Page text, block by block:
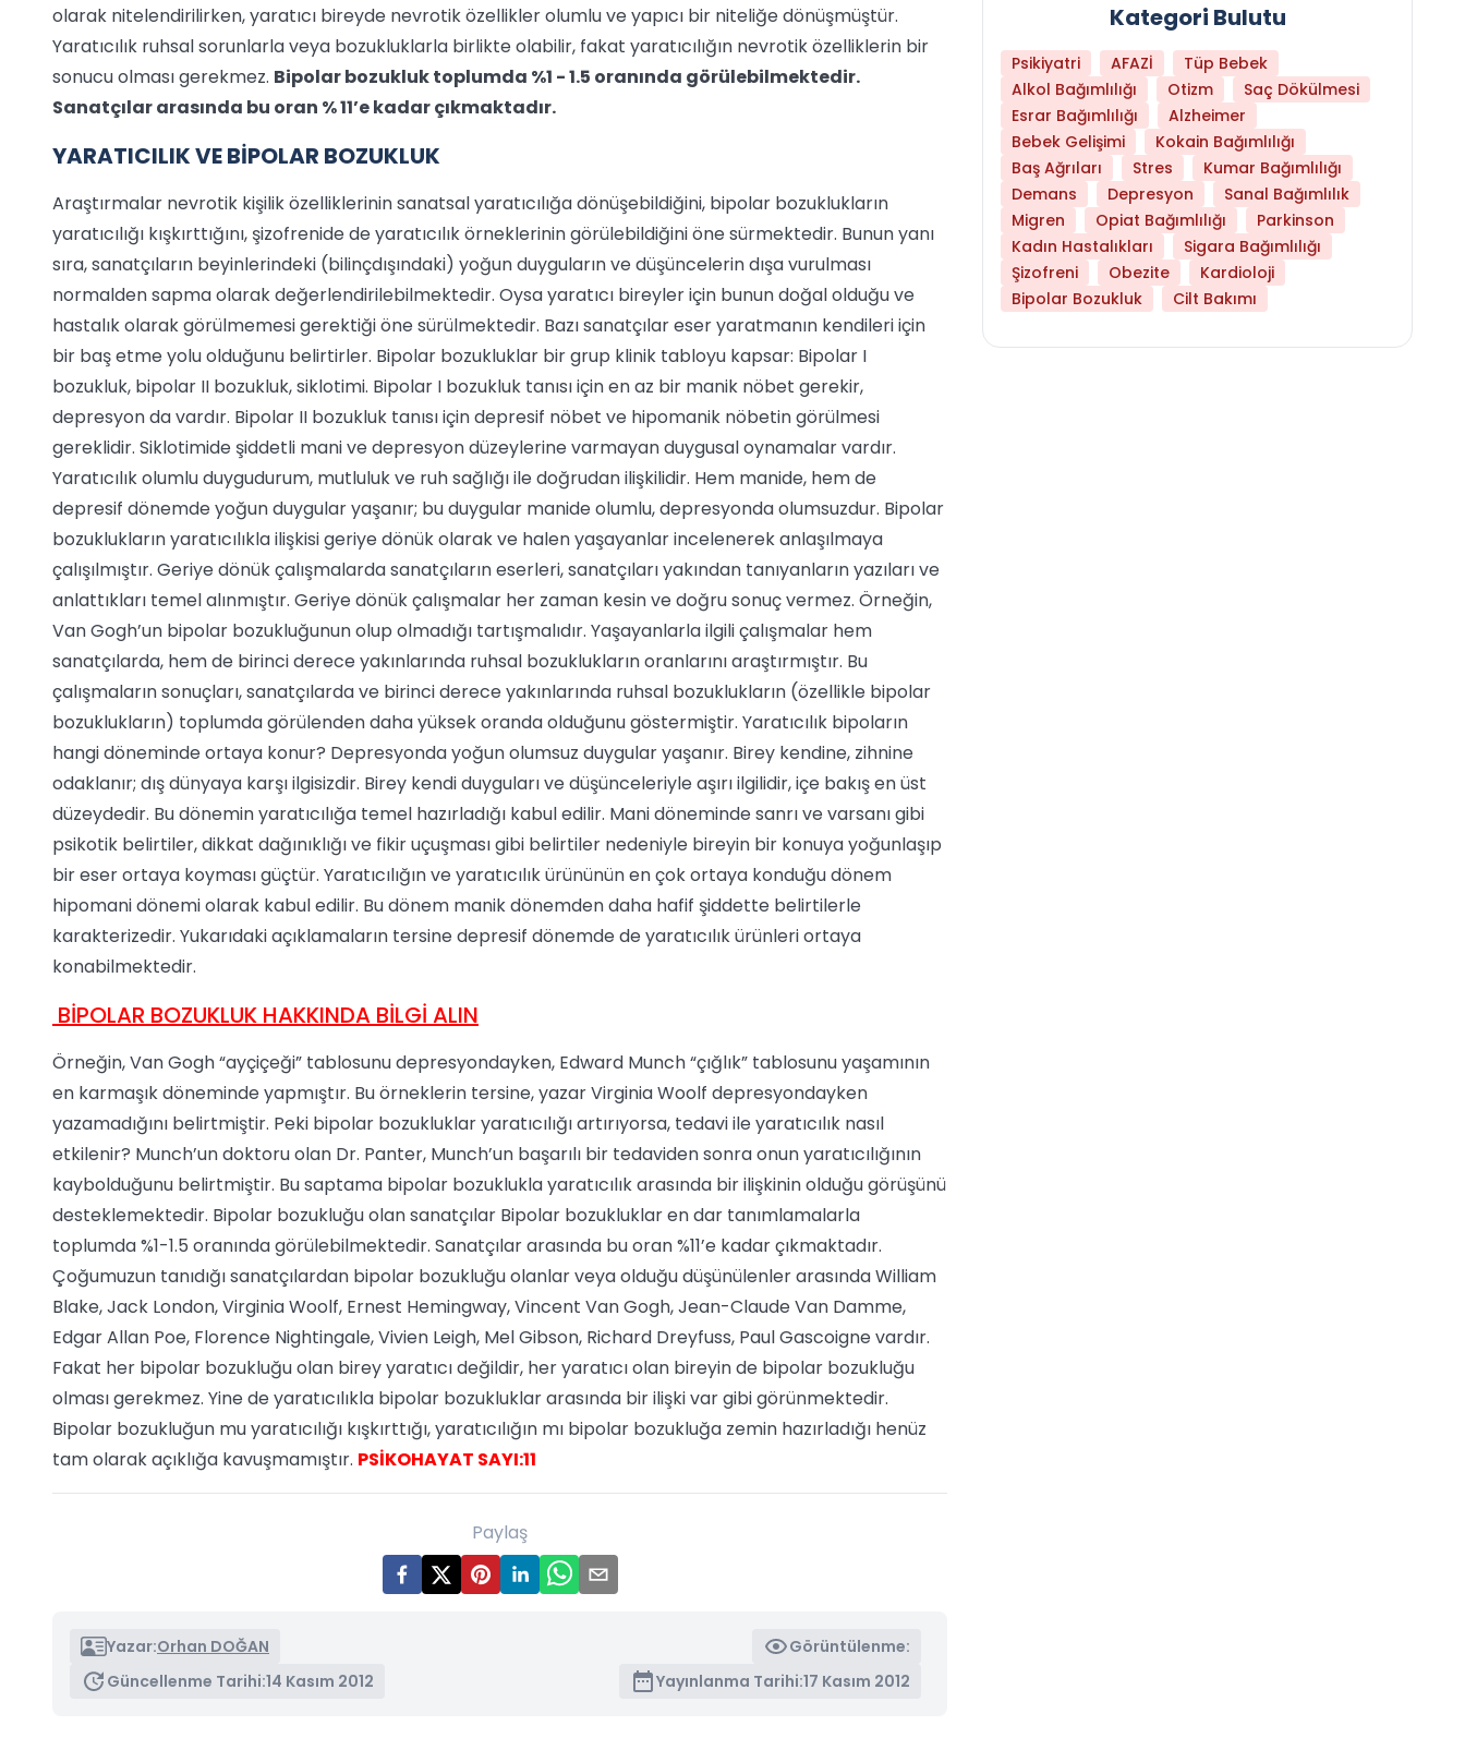
olarak nitelendirilirken, yaratıcı bireyde nevrotik özellikler olumlu ve yapıcı bir niteliğe dönüşmüştür.
Yaratıcılık ruhsal sorunlarla veya bozukluklarla birlikte olabilir, fakat yaratıcılığın nevrotik özelliklerin bir
sonucu olması gerekmez. Bipolar bozukluk toplumda %1 - 1.5 oranında görülebilmektedir.
Sanatçılar arasında bu oran % 11’e kadar çıkmaktadır.
YARATICILIK VE BİPOLAR BOZUKLUK
Araştırmalar nevrotik kişilik özelliklerinin sanatsal yaratıcılığa dönüşebildiğini, bipolar bozuklukların
yaratıcılığı kışkırttığını, şizofrenide de yaratıcılık örneklerinin görülebildiğini öne sürmektedir. Bunun yanı
sıra, sanatçıların beyinlerindeki (bilinçdışındaki) yoğun duyguların ve düşüncelerin dışa vurulması
normalden sapma olarak değerlendirilebilmektedir. Oysa yaratıcı bireyler için bunun doğal olduğu ve
hastalık olarak görülmemesi gerektiği öne sürülmektedir. Bazı sanatçılar eser yaratmanın kendileri için
bir baş etme yolu olduğunu belirtirler. Bipolar bozukluklar bir grup klinik tabloyu kapsar: Bipolar I
bozukluk, bipolar II bozukluk, siklotimi. Bipolar I bozukluk tanısı için en az bir manik nöbet gerekir,
depresyon da vardır. Bipolar II bozukluk tanısı için depresif nöbet ve hipomanik nöbetin görülmesi
gereklidir. Siklotimide şiddetli mani ve depresyon düzeylerine varmayan duygusal oynamalar vardır.
Yaratıcılık olumlu duygudurum, mutluluk ve ruh sağlığı ile doğrudan ilişkilidir. Hem manide, hem de
depresif dönemde yoğun duygular yaşanır; bu duygular manide olumlu, depresyonda olumsuzdur. Bipolar
bozuklukların yaratıcılıkla ilişkisi geriye dönük olarak ve halen yaşayanlar incelenerek anlaşılmaya
çalışılmıştır. Geriye dönük çalışmalarda sanatçıların eserleri, sanatçıları yakından tanıyanların yazıları ve
anlattıkları temel alınmıştır. Geriye dönük çalışmalar her zaman kesin ve doğru sonuç vermez. Örneğin,
Van Gogh’un bipolar bozukluğunun olup olmadığı tartışmalıdır. Yaşayanlarla ilgili çalışmalar hem
sanatçılarda, hem de birinci derece yakınlarında ruhsal bozuklukların oranlarını araştırmıştır. Bu
çalışmaların sonuçları, sanatçılarda ve birinci derece yakınlarında ruhsal bozuklukların (özellikle bipolar
bozuklukların) toplumda görülenden daha yüksek oranda olduğunu göstermiştir. Yaratıcılık bipoların
hangi döneminde ortaya konur? Depresyonda yoğun olumsuz duygular yaşanır. Birey kendine, zihnine
odaklanır; dış dünyaya karşı ilgisizdir. Birey kendi duyguları ve düşünceleriyle aşırı ilgilidir, içe bakış en üst
düzeydedir. Bu dönemin yaratıcılığa temel hazırladığı kabul edilir. Mani döneminde sanrı ve varsanı gibi
psikotik belirtiler, dikkat dağınıklığı ve fikir uçuşması gibi belirtiler nedeniyle bireyin bir konuya yoğunlaşıp
bir eser ortaya koyması güçtür. Yaratıcılığın ve yaratıcılık ürününün en çok ortaya konduğu dönem
hipomani dönemi olarak kabul edilir. Bu dönem manik dönemden daha hafif şiddette belirtilerle
karakterizedir. Yukarıdaki açıklamaların tersine depresif dönemde de yaratıcılık ürünleri ortaya
konabilmektedir.
BİPOLAR BOZUKLUK HAKKINDA BİLGİ ALIN
Örneğin, Van Gogh “ayçiçeği” tablosunu depresyondayken, Edward Munch “çığlık” tablosunu yaşamının
en karmaşık döneminde yapmıştır. Bu örneklerin tersine, yazar Virginia Woolf depresyondayken
yazamadığını belirtmiştir. Peki bipolar bozukluklar yaratıcılığı artırıyorsa, tedavi ile yaratıcılık nasıl
etkilenir? Munch’un doktoru olan Dr. Panter, Munch’un başarılı bir tedaviden sonra onun yaratıcılığının
kaybolduğunu belirtmiştir. Bu saptama bipolar bozuklukla yaratıcılık arasında bir ilişkinin olduğu görüşünü
desteklemektedir. Bipolar bozukluğu olan sanatçılar Bipolar bozukluklar en dar tanımlamalarla
toplumda %1-1.5 oranında görülebilmektedir. Sanatçılar arasında bu oran %11’e kadar çıkmaktadır.
Çoğumuzun tanıdığı sanatçılardan bipolar bozukluğu olanlar veya olduğu düşünülenler arasında William
Blake, Jack London, Virginia Woolf, Ernest Hemingway, Vincent Van Gogh, Jean-Claude Van Damme,
Edgar Allan Poe, Florence Nightingale, Vivien Leigh, Mel Gibson, Richard Dreyfuss, Paul Gascoigne vardır.
Fakat her bipolar bozukluğu olan birey yaratıcı değildir, her yaratıcı olan bireyin de bipolar bozukluğu
olması gerekmez. Yine de yaratıcılıkla bipolar bozukluklar arasında bir ilişki var gibi görünmektedir.
Bipolar bozukluğun mu yaratıcılığı kışkırttığı, yaratıcılığın mı bipolar bozukluğa zemin hazırladığı henüz
tam olarak açıklığa kavuşmamıştır. PSİKOHAYAT SAYI:11
Paylaş
Yazar:Orhan DOĞAN
Görüntülenme:
Güncellenme Tarihi:14 Kasım 2012 Yayınlanma Tarihi:17 Kasım 2012
Kategori Bulutu
Psikiyatri AFAZİ
Tüp Bebek
Alkol Bağımlılığı
Otizm
Saç Dökülmesi
Esrar Bağımlılığı
Alzheimer
Bebek Gelişimi
Kokain Bağımlılığı
Baş Ağrıları
Stres
Kumar Bağımlılığı
Demans
Depresyon
Sanal Bağımlılık
Migren
Opiat Bağımlılığı
Parkinson
Kadın Hastalıkları
Sigara Bağımlılığı
Şizofreni
Obezite
Kardioloji
Bipolar Bozukluk
Cilt Bakımı